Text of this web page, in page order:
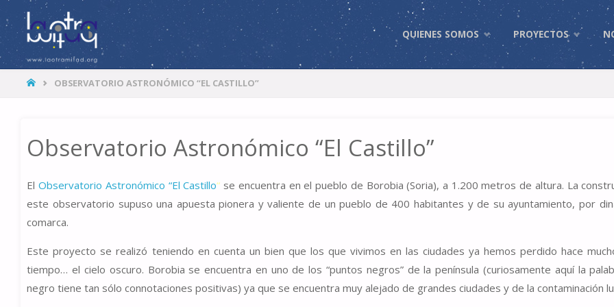
LA
OTRA
MITAD
Skip
to
QUIENES SOMOS PROYECTOS
HOMEOBSERVATORIO ASTRONÓMICO “EL CASTILLO”
Observatorio Astronómico “El Castillo”
ElObservatorio Astronómico “El Castillo“ se encuentra en el pueblo de Borobia (Soria), a 1.200 metros de altura. La
este observatorio supuso una apuesta pionera y valiente de un pueblo de 400 habitantes y de su ayuntamiento, por
comarca.
Este proyecto se realizó teniendo en cuenta un bien que los que vivimos en las ciudades ya hemos perdido hace
tiempo… el cielo oscuro. Borobia se encuentra en uno de los “puntos negros” de la península (curiosamente aquí la
negro tiene tan sólo connotaciones positivas) ya que se encuentra muy alejado de grandes ciudades y de la contaminación